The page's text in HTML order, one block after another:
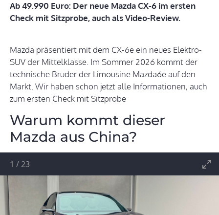
Ab 49.990 Euro: Der neue Mazda CX-6 im ersten
Check mit Sitzprobe, auch als Video-Review.
Mazda präsentiert mit dem CX-6e ein neues Elektro-
SUV der Mittelklasse. Im Sommer 2026 kommt der
technische Bruder der Limousine Mazda6e auf den
Markt. Wir haben schon jetzt alle Informationen, auch
zum ersten Check mit Sitzprobe
Warum kommt dieser
Mazda aus China?
1 /23